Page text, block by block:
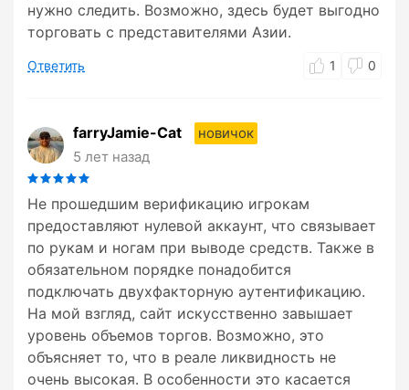
нужно следить. Возможно, здесь будет выгодно
торговать с представителями Азии.
Ответить 1 0
farryJamie-Cat
новичок
5 лет назад
Не прошедшим верификацию игрокам
предоставляют нулевой аккаунт, что связывает
по рукам и ногам при выводе средств. Также в
обязательном порядке понадобится
подключать двухфакторную аутентификацию.
На мой взгляд, сайт искусственно завышает
уровень объемов торгов. Возможно, это
объясняет то, что в реале ликвидность не
очень высокая. В особенности это касается